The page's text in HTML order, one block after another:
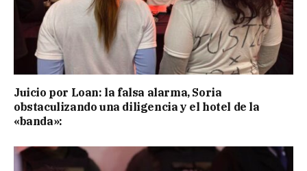
Juicio por Loan: la falsa alarma, Soria
obstaculizando una diligencia y el hotel de la
«banda»: